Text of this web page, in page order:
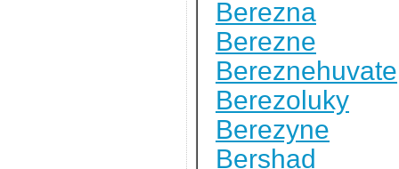
Berezna
Berezne
Bereznehuvate
Berezoluky
Berezyne
Bershad